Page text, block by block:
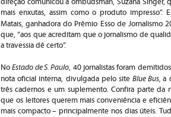
direção comunicou à ombudsman, Suzana Singer,
mais enxutas, assim como o produto
Matais, ganhadora do Prêmio Esso de Jornalismo
que, “aos que acreditam que o jornalismo de
a travessia dê certo”.
NoEstado de S. Paulo, 40 jornalistas foram
nota oficial interna, divulgada pelo siteBlue Bus,a
três cadernos e um suplemento. Confira parte da
que os leitores querem mais conveniência e
mais compacto – principalmente nos dias úteis.